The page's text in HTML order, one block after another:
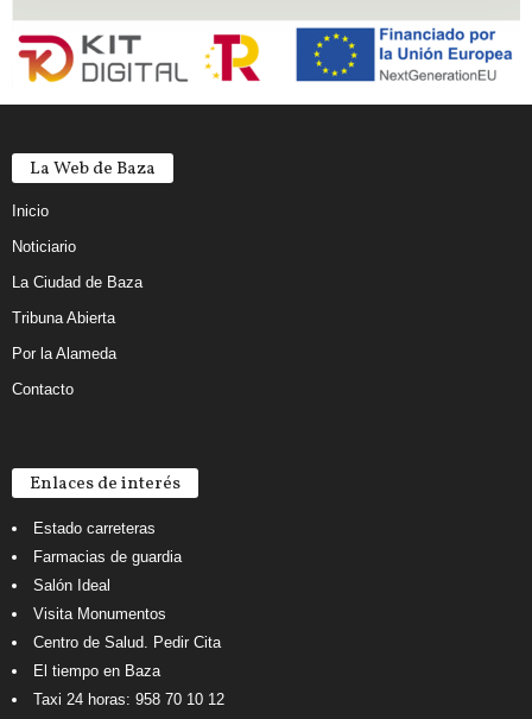
La Web de Baza
Inicio
Noticiario
La Ciudad de Baza
Tribuna Abierta
Por la Alameda
Contacto
Enlaces de interés
Estado carreteras
Farmacias de guardia
Salón Ideal
Visita Monumentos
Centro de Salud. Pedir Cita
El tiempo en Baza
Taxi 24 horas: 958 70 10 12